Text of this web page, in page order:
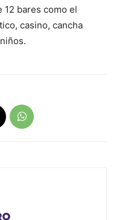
12 bares como el
casino, cancha